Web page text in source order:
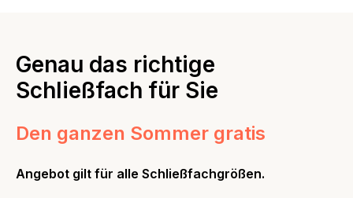
Genau das richtige
Schließfach für Sie
Den ganzen Sommer gratis
Angebot gilt für alle Schließfachgrößen.